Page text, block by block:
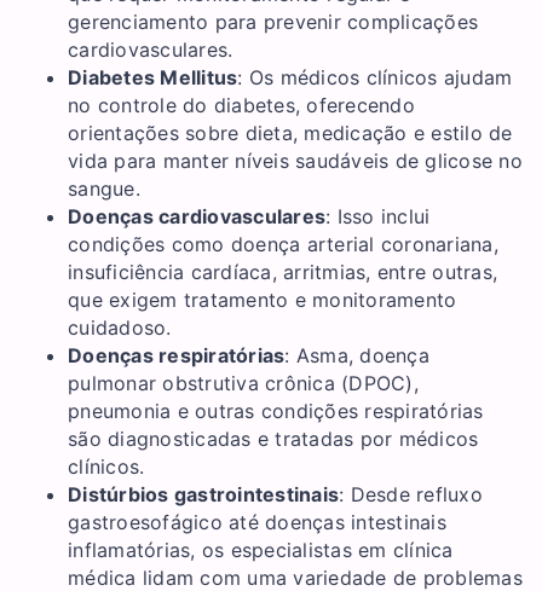
gerenciamento para prevenir complicações
cardiovasculares.
Diabetes Mellitus: Os médicos clínicos ajudam
no controle do diabetes, oferecendo
orientações sobre dieta, medicação e estilo de
vida para manter níveis saudáveis de glicose no
sangue.
Doenças cardiovasculares: Isso inclui
condições como doença arterial coronariana,
insuficiência cardíaca, arritmias, entre outras,
que exigem tratamento e monitoramento
cuidadoso.
Doenças respiratórias: Asma, doença
pulmonar obstrutiva crônica (DPOC),
pneumonia e outras condições respiratórias
são diagnosticadas e tratadas por médicos
clínicos.
Distúrbios gastrointestinais: Desde refluxo
gastroesofágico até doenças intestinais
inflamatórias, os especialistas em clínica
médica lidam com uma variedade de problemas